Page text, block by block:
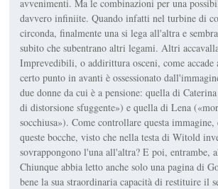
avvenimenti. Ma le combinazioni per una
davvero infiniite. Quando infatti nel turbine di
circonda, finalmente una si lega all'altra e
subito che subentrano altri legami. Altri
Imprevedibili, o addirittura osceni, come accade
certo punto in avanti è ossessionato
due donne da cui è a pensione: quella di
di distorsione sfuggente») e quella di Lena
socchiusa»). Come controllare questa immagine,
queste bocche, visto che nella testa di Witold
sovrappongono l'una all'altra? E poi, entrambe,
Chiunque abbia letto anche solo una pagina di
bene la sua straordinaria capacità di restituire il